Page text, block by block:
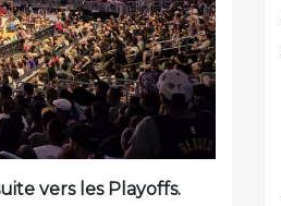
vers les Playoffs.